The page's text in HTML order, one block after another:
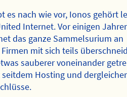
es nach wie vor, Ionos gehört
Internet. Vor einigen
das ganze Sammelsurium an
mit sich teils
sauberer voneinander
Hosting und